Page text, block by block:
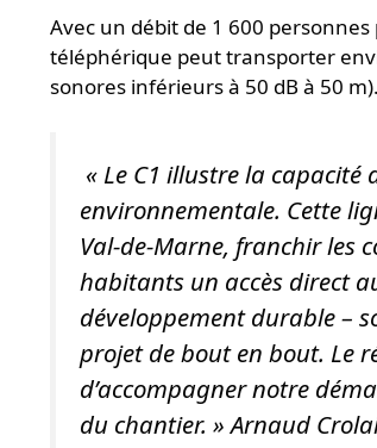
Avec un débit de 1 600
téléphérique peut transporter
sonores inférieurs à 50 dB à 50 m).
« Le C1 illustre la capacité
environnementale. Cette
Val-de-Marne, franchir les
habitants un accès direct
développement durable –
projet de bout en bout. Le
d’accompagner notre
du chantier. » Arnaud